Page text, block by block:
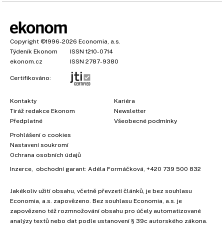
Copyright ©1996-2026 Economia, a.s.
Týdeník Ekonom
ISSN 1210-0714
ekonom.cz
ISSN 2787-9380
Certifikováno:
Kontakty
Tiráž redakce Ekonom
Předplatné
Kariéra
Newsletter
Všeobecné podmínky
Prohlášení o cookies
Nastavení soukromí
Ochrana osobních údajů
Inzerce , obchodní garant: Adéla Formáčková +420 739 500 832
Jakékoliv užití obsahu, včetně převzetí článků, je bez souhlasu
Economia, a.s. zapovězeno. Bez souhlasu Economia, a.s. je
zapovězeno též rozmnožování obsahu pro účely automatizované
analýzy textů nebo dat podle ustanovení § 39c autorského zákona.